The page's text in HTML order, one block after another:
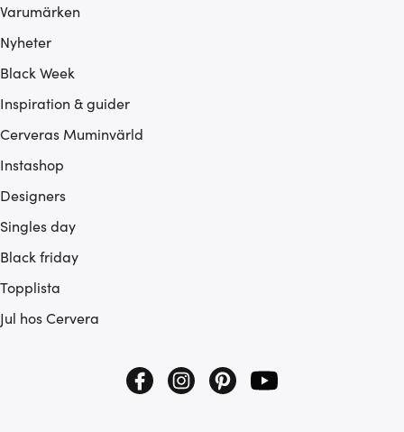
Varumärken
Nyheter
Black Week
Inspiration & guider
Cerveras Muminvärld
Instashop
Designers
Singles day
Black friday
Topplista
Jul hos Cervera